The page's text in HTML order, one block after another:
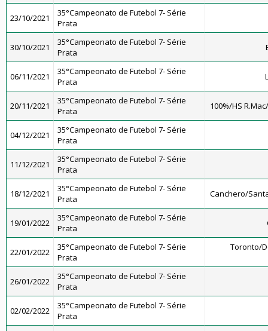
23/10/2021
35°Campeonato de Futebol 7- Série
Prata
30/10/2021
35°Campeonato de Futebol 7- Série
Prata
06/11/2021
35°Campeonato de Futebol 7- Série
Prata
20/11/2021
35°Campeonato de Futebol 7- Série
Prata
100%/HS
04/12/2021
35°Campeonato de Futebol 7- Série
Prata
11/12/2021
35°Campeonato de Futebol 7- Série
Prata
18/12/2021
35°Campeonato de Futebol 7- Série
Prata
Canchero/
19/01/2022
35°Campeonato de Futebol 7- Série
Prata
22/01/2022
35°Campeonato de Futebol 7- Série
Prata
Toronto/
26/01/2022
35°Campeonato de Futebol 7- Série
Prata
02/02/2022
35°Campeonato de Futebol 7- Série
Prata